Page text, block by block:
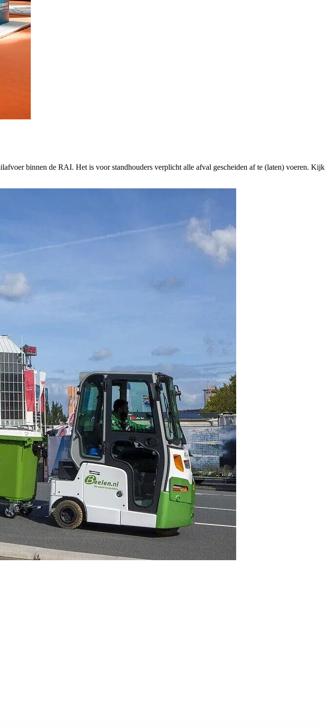
binnen de RAI. Het is voor standhouders verplicht alle afval gescheiden af te (laten) voeren. Kijk